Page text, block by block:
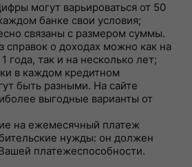
могут варьироваться от 50
банке свои условия;
связаны с размером суммы.
справок о доходах можно как на
года, так и на несколько лет;
в каждом кредитном
быть разными. На сайте
выгодные варианты от
на ежемесячный платеж
нужды: он должен
платежеспособности.